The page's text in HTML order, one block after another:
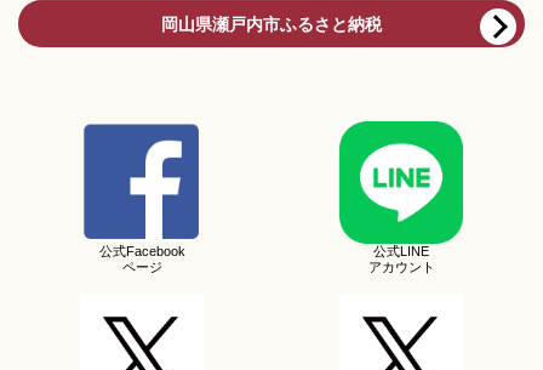
岡山県瀬戸内市ふるさと納税
公式Facebook
ページ
公式LINE
アカウント